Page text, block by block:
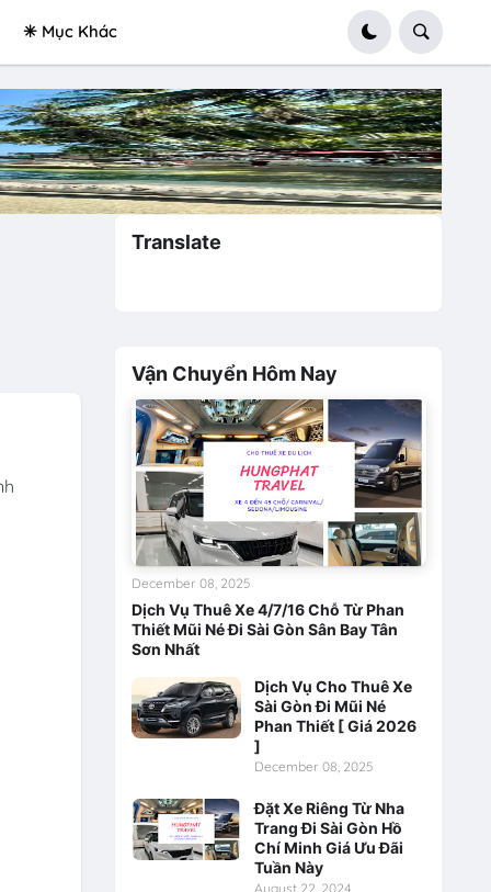
✳ Mục Khác
Translate
Vận Chuyển Hôm Nay
Dịch Vụ Thuê Xe 4/7/16 Chỗ Từ Phan
Thiết Mũi Né Đi Sài Gòn Sân Bay Tân
Sơn Nhất
December 08, 2025
Dịch Vụ Cho Thuê Xe
Sài Gòn Đi Mũi Né
Phan Thiết [ Giá 2026
]
December 08, 2025
Đặt Xe Riêng Từ Nha
Trang Đi Sài Gòn Hồ
Chí Minh Giá Ưu Đãi
Tuần Này
August 22, 2024